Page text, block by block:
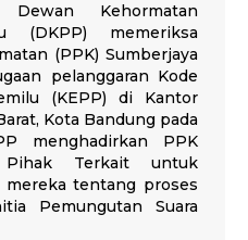
Kehormatan
(DKPP) memeriksa
(PPK) Sumberjaya
pelanggaran Kode
(KEPP) di Kantor
Kota Bandung pada
menghadirkan PPK
Pihak Terkait untuk
tentang proses
Pemungutan Suara